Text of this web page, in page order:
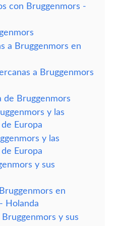
con Bruggenmors -
a Bruggenmors en
a Bruggenmors
de Bruggenmors
y las
Europa
y las
Europa
y sus
en
Holanda
y sus